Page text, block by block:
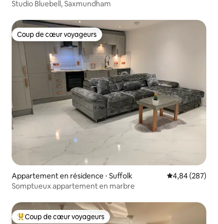
Studio Bluebell, Saxmundham
Coup de cœur voyageurs
Coup de cœur voyageurs
Appartement en résidence ⋅ Suffolk Évaluation
4,84 (287)
Somptueux appartement en marbre
Coups de cœur voyageurs les plus appréciés
Coup de cœur voyageurs